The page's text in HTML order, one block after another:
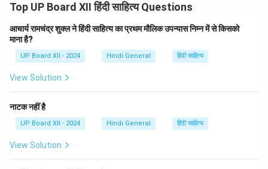
Top UP Board XII हिंदी साहित्य Questions
आचार्य रामचंद्र शुक्ल ने हिंदी साहित्य का प्रथम मौलिक उपन्यास निम्न में से किसको
माना है?
UP Board XII - 2024 Hindi General हिंदी साहित्य
View Solution
नाटक नहीं है
UP Board XII - 2024 Hindi General हिंदी साहित्य
View Solution